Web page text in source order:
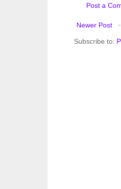
Post a
Newer Post
Subscribe to: